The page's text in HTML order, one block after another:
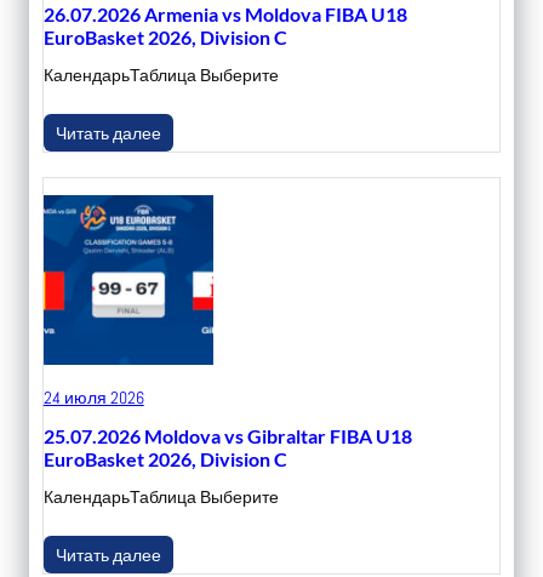
26.07.2026 Armenia vs Moldova FIBA U18
EuroBasket 2026, Division C
КалендарьТаблица Выберите
Читать далее
24 июля 2026
25.07.2026 Moldova vs Gibraltar FIBA U18
EuroBasket 2026, Division C
КалендарьТаблица Выберите
Читать далее